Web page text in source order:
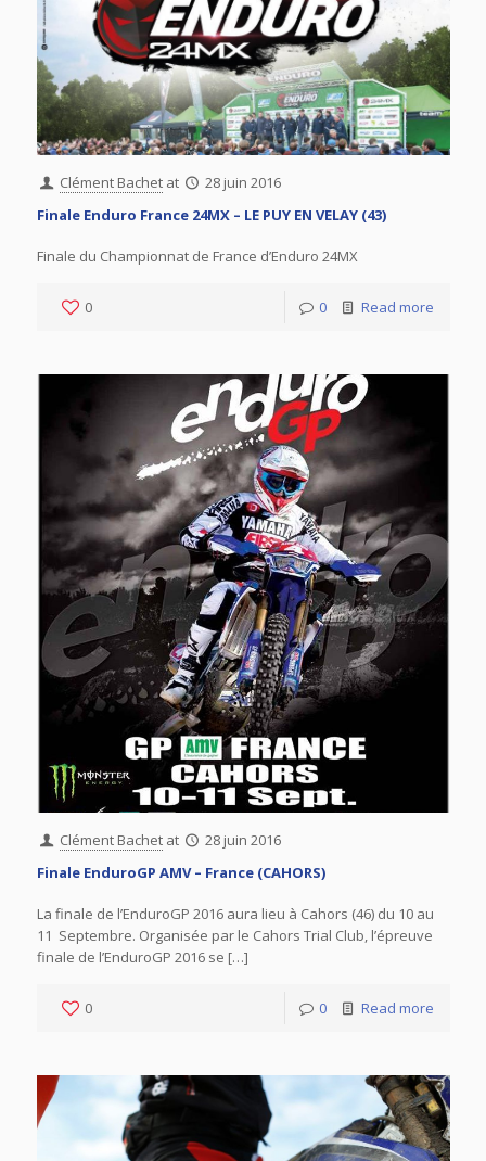
Clément Bachet at
28 juin 2016
Finale Enduro France 24MX – LE PUY EN VELAY (43)
Finale du Championnat de France d’Enduro 24MX
0 0 Read more
Clément Bachet at
28 juin 2016
Finale EnduroGP AMV – France (CAHORS)
La finale de l’EnduroGP 2016 aura lieu à Cahors (46) du 10 au
11 Septembre. Organisée par le Cahors Trial Club, l’épreuve
finale de l’EnduroGP 2016 se […]
0 0 Read more